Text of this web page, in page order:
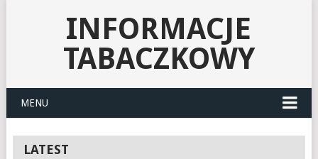
INFORMACJE
TABACZKOWY
MENU
LATEST